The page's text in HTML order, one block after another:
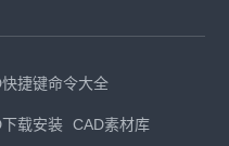
捷键命令大全
载安装 CAD素材库